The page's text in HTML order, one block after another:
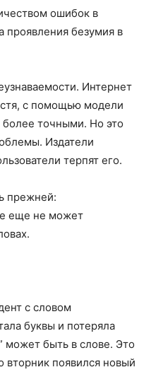
ошибок в
проявления безумия в
Интернет
с помощью модели
точными. Но это
Издатели
терпят его.
прежней:
еще не может
с словом
буквы и потеряла
может быть в слове. Это
вторник появился новый